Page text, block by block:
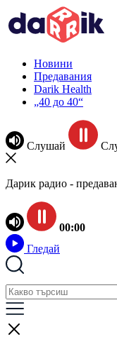
Новини
Предавания
Darik Health
„40 до 40“
Слушай
Дарик радио -
00:00
Гледай